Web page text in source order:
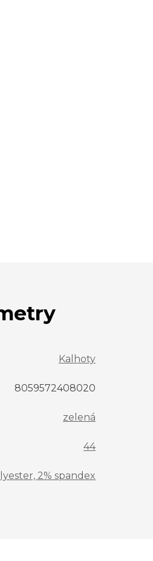
Kalhoty
8059572408020
zelená
44
2% spandex